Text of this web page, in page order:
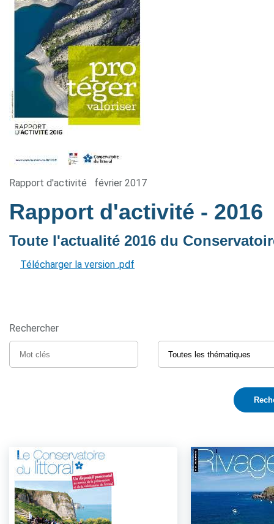
Rapport d'activité février 2017
Rapport d'activité - 2016
Toute l'actualité 2016 du
Télécharger la version .pdf
Rechercher